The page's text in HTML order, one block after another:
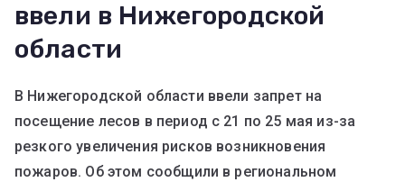
ввели в Нижегородской
области
В Нижегородской области ввели запрет на
посещение лесов в период с 21 по 25 мая из-за
резкого увеличения рисков возникновения
пожаров. Об этом сообщили в региональном